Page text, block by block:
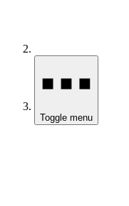
Toggle menu